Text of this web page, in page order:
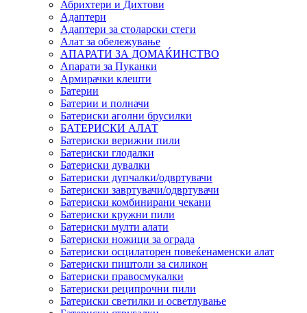
Абрихтери и Дихтови
Адаптери
Адаптери за столарски стеги
Алат за обележување
АПАРАТИ ЗА ДОМАЌИНСТВО
Апарати за Пуканки
Армирачки клешти
Батерии
Батерии и полначи
Батериски аголни брусилки
БАТЕРИСКИ АЛАТ
Батериски верижни пили
Батериски глодалки
Батериски дувалки
Батериски дупчалки/одвртувачи
Батериски завртувачи/одвртувачи
Батериски комбинирани чекани
Батериски кружни пили
Батериски мулти алати
Батериски ножици за ограда
Батериски осцилаторен повеќенаменски алат
Батериски пиштоли за силикон
Батериски правосмукалки
Батериски реципрочни пили
Батериски светилки и осветлување